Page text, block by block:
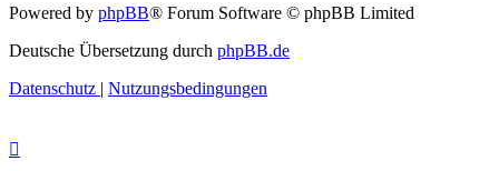
Powered by phpBB® Forum Software © phpBB Limited
Deutsche Übersetzung durch phpBB.de
Datenschutz | Nutzungsbedingungen